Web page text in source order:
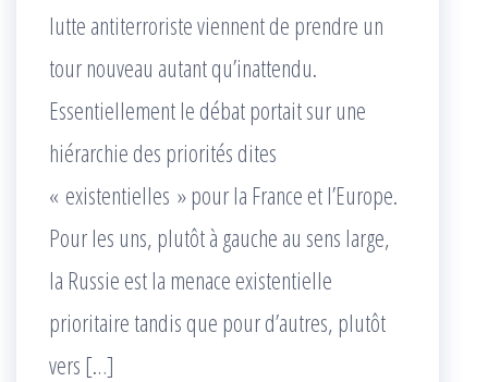
lutte antiterroriste viennent de prendre un
tour nouveau autant qu’inattendu.
Essentiellement le débat portait sur une
hiérarchie des priorités dites
« existentielles » pour la France et l’Europe.
Pour les uns, plutôt à gauche au sens large,
la Russie est la menace existentielle
prioritaire tandis que pour d’autres, plutôt
vers […]